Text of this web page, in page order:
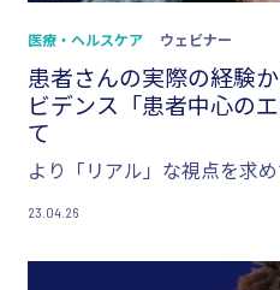
医療・ヘルスケア ウェビナー
患者さんの実際の経験
ビデンス「患者中心の
て
より「リアル」な視点を求め
23.04.26